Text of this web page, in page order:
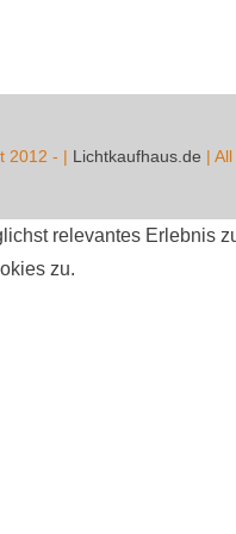
2012 - | Lichtkaufhaus.de |
relevantes
zu.